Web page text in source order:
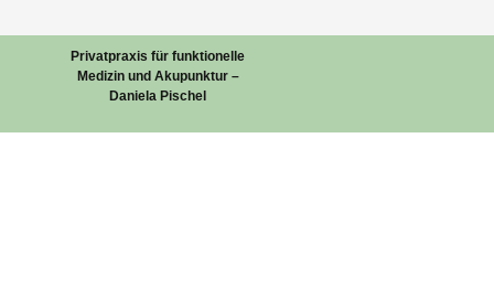
Privatpraxis für funktionelle
Medizin und Akupunktur –
Daniela Pischel